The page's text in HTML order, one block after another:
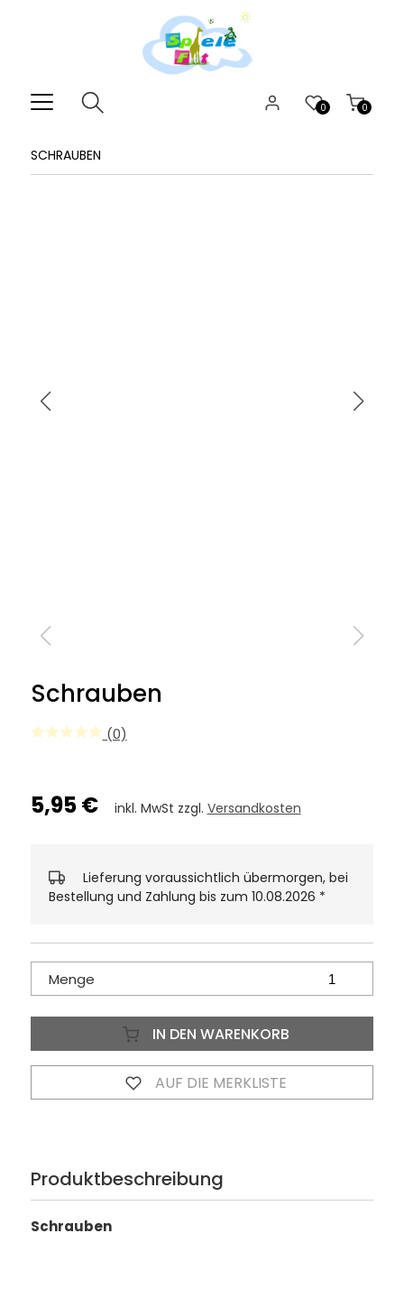
0
0
SCHRAUBEN
Schrauben
(0)
5,95 € inkl. MwSt zzgl. Versandkosten
Lieferung voraussichtlich übermorgen, bei
Bestellung und Zahlung bis zum 10.08.2026 *
Menge
IN DEN WARENKORB
AUF DIE MERKLISTE
Produktbeschreibung
Schrauben